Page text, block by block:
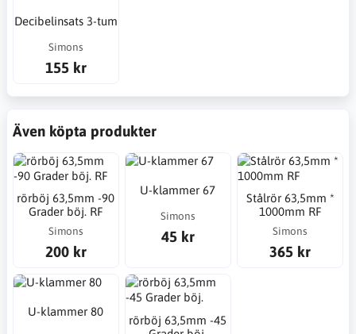
Decibelinsats 3-tum
Simons
155 kr
Även köpta produkter
rörböj 63,5mm -90
Grader böj. RF
Simons
200 kr
U-klammer 67
Simons
45 kr
Stålrör 63,5mm *
1000mm RF
Simons
365 kr
U-klammer 80
rörböj 63,5mm -45